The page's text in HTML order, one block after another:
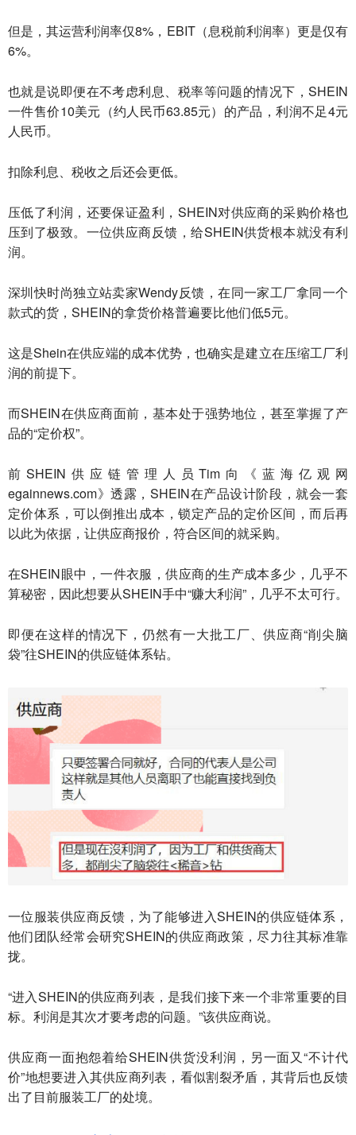
但是，其运营利润率仅8%，EBIT（息税前利润率）更是仅有
6%。
也就是说即便在不考虑利息、税率等问题的情况下，SHEIN
一件售价10美元（约人民币63.85元）的产品，利润不足4元
人民币。
扣除利息、税收之后还会更低。
压低了利润，还要保证盈利，SHEIN对供应商的采购价格也
压到了极致。一位供应商反馈，给SHEIN供货根本就没有利
润。
深圳快时尚独立站卖家Wendy反馈，在同一家工厂拿同一个
款式的货，SHEIN的拿货价格普遍要比他们低5元。
这是Shein在供应端的成本优势，也确实是建立在压缩工厂利
润的前提下。
而SHEIN在供应商面前，基本处于强势地位，甚至掌握了产
品的“定价权”。
前SHEIN供应链管理人员Tim向《蓝海亿观网
egainnews.com》透露，SHEIN在产品设计阶段，就会一套
定价体系，可以倒推出成本，锁定产品的定价区间，而后再
以此为依据，让供应商报价，符合区间的就采购。
在SHEIN眼中，一件衣服，供应商的生产成本多少，几乎不
算秘密，因此想要从SHEIN手中“赚大利润”，几乎不太可行。
即便在这样的情况下，仍然有一大批工厂、供应商“削尖脑
袋”往SHEIN的供应链体系钻。
一位服装供应商反馈，为了能够进入SHEIN的供应链体系，
他们团队经常会研究SHEIN的供应商政策，尽力往其标准靠
拢。
“进入SHEIN的供应商列表，是我们接下来一个非常重要的目
标。利润是其次才要考虑的问题。”该供应商说。
供应商一面抱怨着给SHEIN供货没利润，另一面又“不计代
价”地想要进入其供应商列表，看似割裂矛盾，其背后也反馈
出了目前服装工厂的处境。